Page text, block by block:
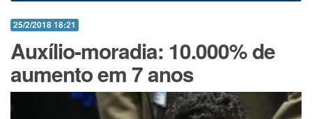
25/2/2018 18:21
Auxílio-moradia: 10.000% de
aumento em 7 anos